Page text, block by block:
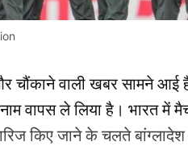
चौंकाने वाली खबर सामने आई
वापस ले लिया है। भारत में
किए जाने के चलते